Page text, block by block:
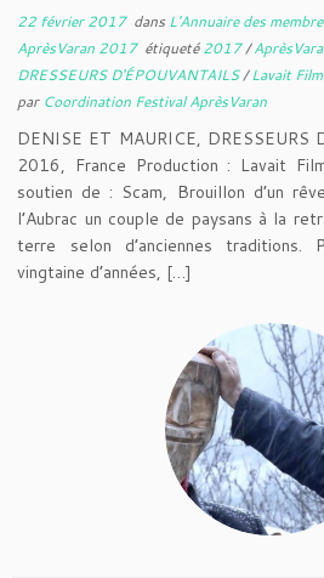
22 février 2017dans L'Annuaire des
AprèsVaran 2017 étiqueté2017/
DRESSEURS D'ÉPOUVANTAILS/Lavait
par Coordination Festival AprèsVaran
DENISE ET MAURICE, DRESSEURS
2016, France Production : Lavait
soutien de : Scam, Brouillon d’un
l’Aubrac un couple de paysans à la
terre selon d’anciennes traditions.
vingtaine d’années, […]